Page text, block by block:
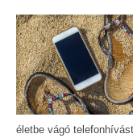
életbe vágó